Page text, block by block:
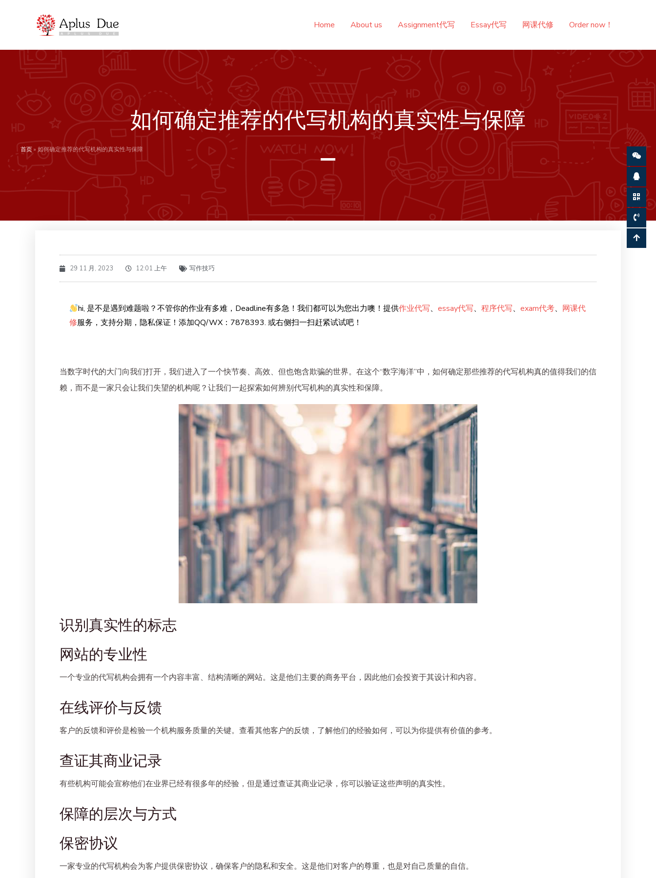
容
Home About us Assignment代写 Essay代写 网课代修 Order now！
如何确定推荐的代写机构的真实性与保障
首页» 如何确定推荐的代写机构的真实性与保障
29 11 月, 2023 12:01 上午 写作技巧
hi, 是不是遇到难题啦？不管你的作业有多难，Deadline有多急！我们都可以为您出力噢！提供作业代写、essay代写、程序代写、exam代考、 网课代
修服务，支持分期，隐私保证！添加QQ/WX：7878393. 或右侧扫一扫赶紧试试吧！
当数字时代的大门向我们打开，我们进入了一个快节奏、高效、但也饱含欺骗的世界。在这个“数字海洋”中，如何确定那些推荐的代写机构真的值得我们的信
赖，而不是一家只会让我们失望的机构呢？让我们一起探索如何辨别代写机构的真实性和保障。
识别真实性的标志
网站的专业性
一个专业的代写机构会拥有一个内容丰富、结构清晰的网站。这是他们主要的商务平台，因此他们会投资于其设计和内容。
在线评价与反馈
客户的反馈和评价是检验一个机构服务质量的关键。查看其他客户的反馈，了解他们的经验如何，可以为你提供有价值的参考。
查证其商业记录
有些机构可能会宣称他们在业界已经有很多年的经验，但是通过查证其商业记录，你可以验证这些声明的真实性。
保障的层次与方式
保密协议
一家专业的代写机构会为客户提供保密协议，确保客户的隐私和安全。这是他们对客户的尊重，也是对自己质量的自信。